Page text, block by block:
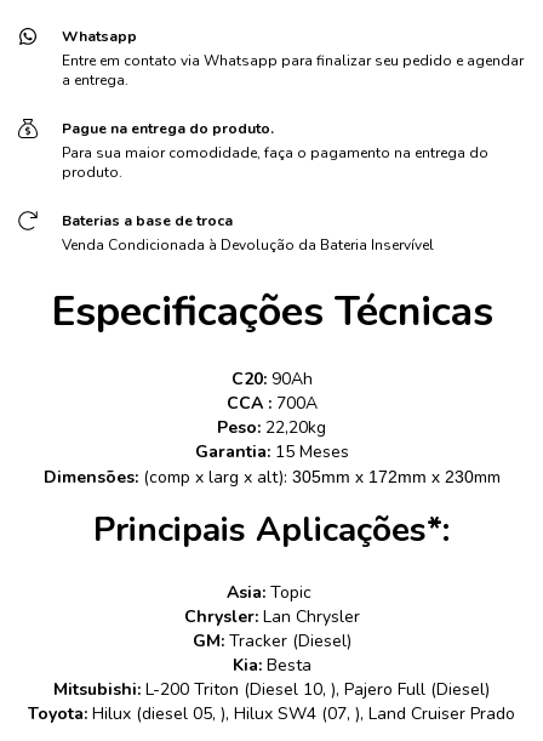
Whatsapp
Entre em contato via Whatsapp para finalizar seu pedido e agendar
a entrega.
Pague na entrega do produto.
Para sua maior comodidade, faça o pagamento na entrega do
produto.
Baterias a base de troca
Venda Condicionada à Devolução da Bateria Inservível
Especificações Técnicas
C20:90Ah
CCA :700A
Peso: 22,20kg
Garantia:15 Meses
Dimensões:(comp x larg x alt): 305mm x 172mm x 230mm
Principais Aplicações*:
Asia: Topic
Chrysler:Lan Chrysler
GM:Tracker (Diesel)
Kia: Besta
Mitsubishi: L-200 Triton (Diesel 10, ), Pajero Full (Diesel)
Toyota: Hilux (diesel 05, ), Hilux SW4 (07, ), Land Cruiser Prado